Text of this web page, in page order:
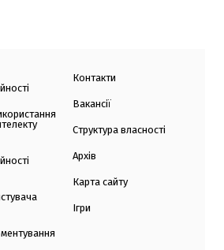
Контакти
Вакансії
Структура власності
Архів
Карта сайту
Ігри